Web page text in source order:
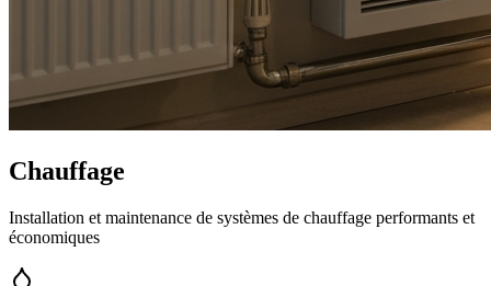
Chauffage
Installation et maintenance de systèmes de chauffage performants et
économiques